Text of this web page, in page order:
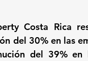
Costa Rica
del 30% en las
del 39% en